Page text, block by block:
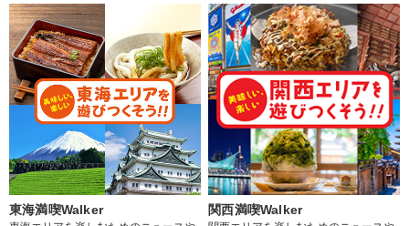
東海満喫Walker 関西満喫Walker